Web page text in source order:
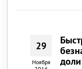
29
Ноября